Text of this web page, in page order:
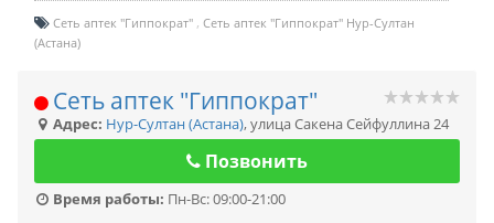
Сеть аптек "Гиппократ" Сеть аптек "Гиппократ" Нур-Султан
(Астана)
Сеть аптек "Гиппократ"
Адрес: Нур-Султан (Астана),улица Сакена Сейфуллина 24
Позвонить
Время работы: Пн-Вс: 09:00-21:00